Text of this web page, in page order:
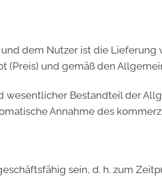
dem Nutzer ist die
und gemäß den
Bestandteil der
Annahme des
sein, d. h. zum